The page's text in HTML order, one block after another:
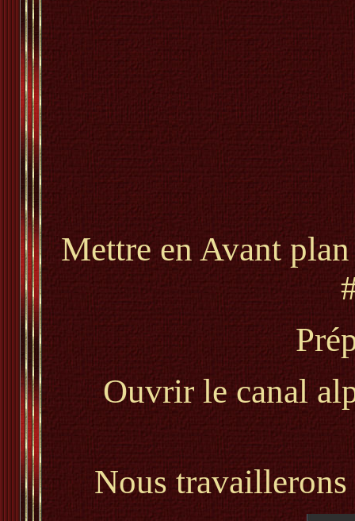
Mettre en Avant
Ouvrir le canal
Nous travaillerons